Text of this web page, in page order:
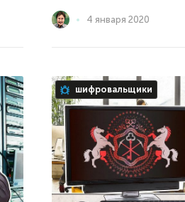
4 января 2020
шифровальщики